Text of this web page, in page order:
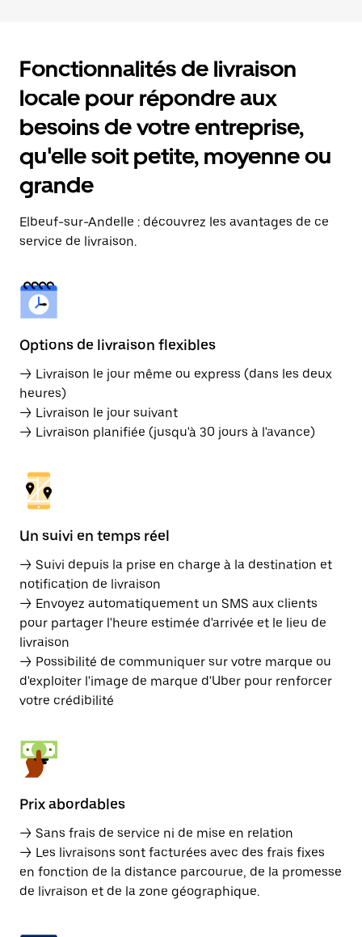
Fonctionnalités de livraison
locale pour répondre aux
besoins de votre entreprise,
qu'elle soit petite, moyenne ou
grande
Elbeuf-sur-Andelle : découvrez les avantages de ce
service de livraison.
Options de livraison flexibles
→ Livraison le jour même ou express (dans les deux
heures)
→ Livraison le jour suivant
→ Livraison planifiée (jusqu'à 30 jours à l'avance)
Un suivi en temps réel
→ Suivi depuis la prise en charge à la destination et
notification de livraison
→ Envoyez automatiquement un SMS aux clients
pour partager l'heure estimée d'arrivée et le lieu de
livraison
→ Possibilité de communiquer sur votre marque ou
d'exploiter l'image de marque d'Uber pour renforcer
votre crédibilité
Prix abordables
→ Sans frais de service ni de mise en relation
→ Les livraisons sont facturées avec des frais fixes
en fonction de la distance parcourue, de la promesse
de livraison et de la zone géographique.